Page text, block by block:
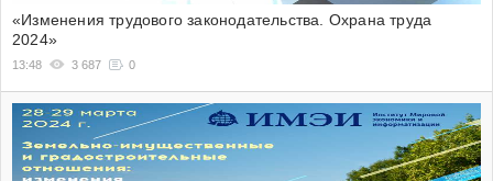
«Изменения трудового законодательства. Охрана труда
2024»
13:48 3 687 0